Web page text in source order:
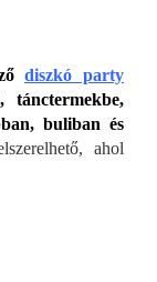
diszkó party
buliban és
ahol